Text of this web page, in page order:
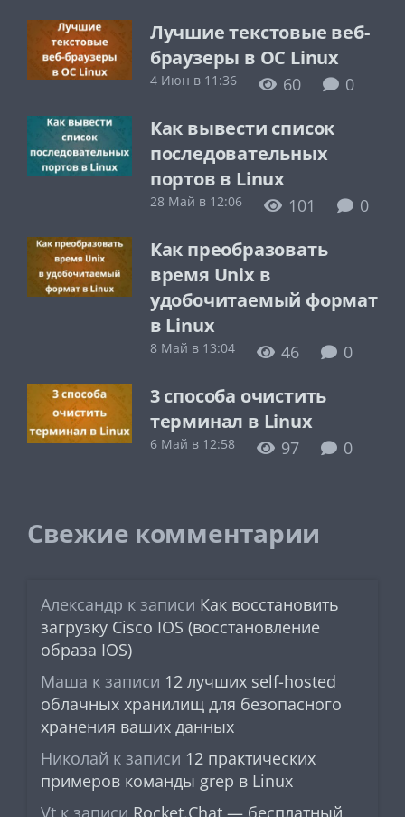
Лучшие текстовые веб-
браузеры в ОС Linux
4 Июн в 11:36 60 0
Как вывести список
последовательных
портов в Linux
28 Май в 12:06 101 0
Как преобразовать
время Unix в
удобочитаемый формат
в Linux
8 Май в 13:04 46 0
3 способа очистить
терминал в Linux
6 Май в 12:58 97 0
Свежие комментарии
Александр к записи Как восстановить
загрузку Cisco IOS (восстановление
образа IOS)
Маша к записи 12 лучших self-hosted
облачных хранилищ для безопасного
хранения ваших данных
Николай к записи 12 практических
примеров команды grep в Linux